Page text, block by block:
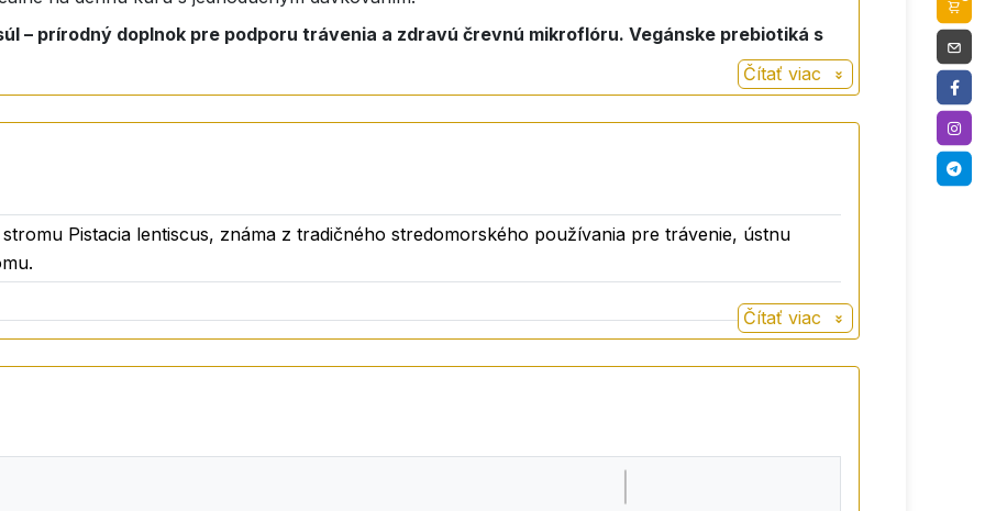
– prírodný doplnok pre podporu trávenia a zdravú črevnú mikroflóru. Vegánske prebiotiká s
Čítať viac
Pistacia lentiscus, známa z tradičného stredomorského používania pre trávenie, ústnu
Čítať viac